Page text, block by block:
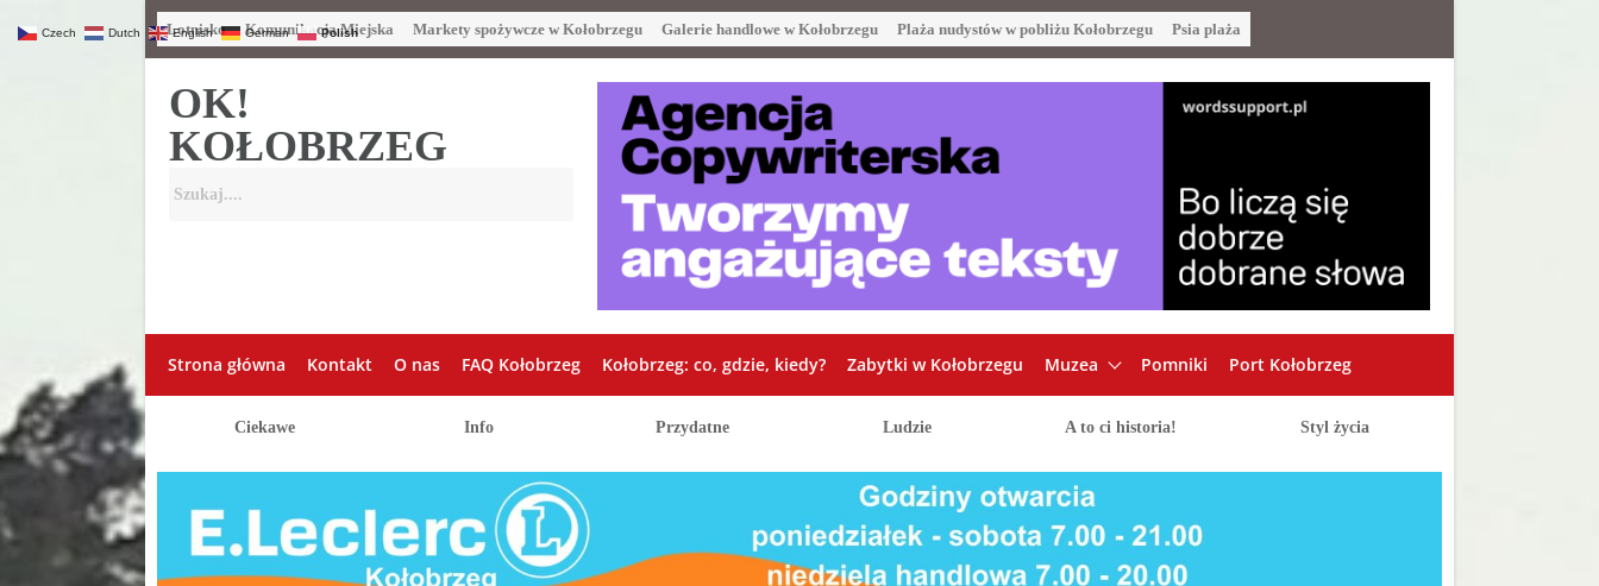
Lotnisko Komunikacja Miejska Markety spożywcze w Kołobrzegu Galerie handlowe w Kołobrzegu Plaża nudystów w pobliżu Kołobrzegu Psia plaża
OK!
KOŁOBRZEG
Strona główna Kontakt O nas FAQ Kołobrzeg Kołobrzeg: co, gdzie, kiedy? Zabytki w Kołobrzegu Muzea Pomniki Port Kołobrzeg
Ciekawe Info Przydatne Ludzie A to ci historia! Styl życia
Czech Dutch English German Polish